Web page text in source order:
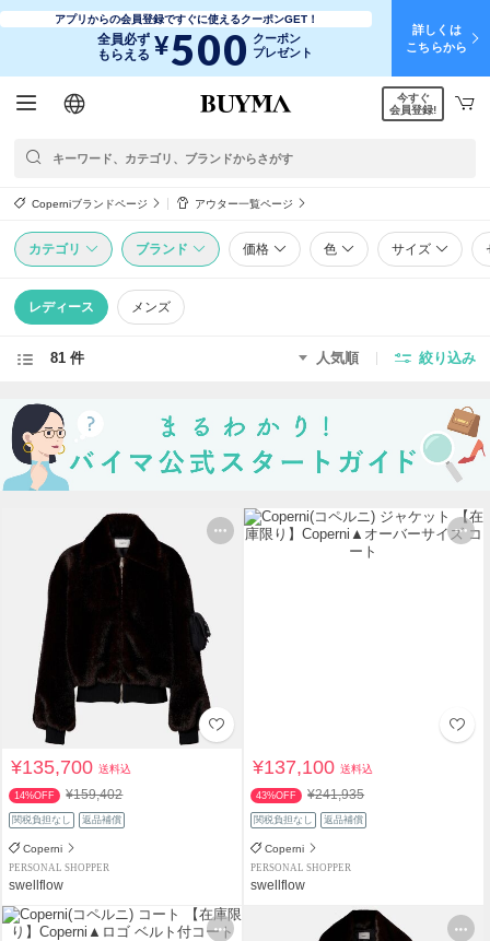
アプリからの会員登録ですぐに使えるクーポンGET！
全員必ず
もらえる ¥500 クーポン
プレゼント
詳しくは
こちらから
日本語
English
简体中文
繁體中文
今すぐ
会員登録!
Coperniブランドページ アウター一覧ページ
カテゴリ ブランド 価格 色 サイズ
レディース メンズ
81 件 人気順 絞り込み
¥135,700送料込
14%OFF ¥159,402
関税負担なし 返品補償
Coperni
PERSONAL SHOPPER
swellflow
¥137,100送料込
43%OFF ¥241,935
関税負担なし 返品補償
Coperni
PERSONAL SHOPPER
swellflow